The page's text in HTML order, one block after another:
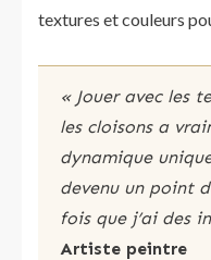
textures et couleurs
« Jouer avec les
les cloisons a
dynamique
devenu un point
fois que j’ai des
Artiste peintre